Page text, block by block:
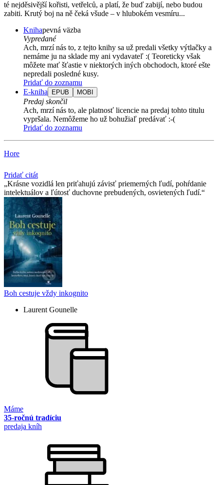
té nejděsivější kořisti, vetřelců, a platí, že buď zabijí, nebo budou
zabiti. Krutý boj na ně čeká všude – v hlubokém vesmíru...
Knihapevná väzba
Vypredané
Ach, mrzí nás to, z tejto knihy sa už predali všetky výtlačky a
nemáme ju na sklade my ani vydavateľ :( Teoreticky však
môžete mať šťastie v niektorých iných obchodoch, ktoré ešte
nepredali posledné kusy.
Pridať do zoznamu
E-kniha
EPUB MOBI
Predaj skončil
Ach, mrzí nás to, ale platnosť licencie na predaj tohto titulu
vypršala. Nemôžeme ho už bohužiaľ predávať :-(
Pridať do zoznamu
Hore
Pridať citát
Krásne vozidlá len priťahujú závisť priemerných ľudí, pohŕdanie
intelektuálov a ľútosť duchovne prebudených, osvietených ľudí.
Boh cestuje vždy inkognito
Laurent Gounelle
Máme
35-ročnú tradíciu
predaja kníh